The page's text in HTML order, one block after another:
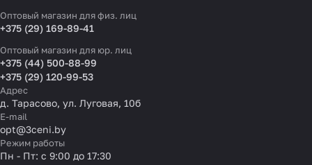
Оптовый магазин для физ. лиц
+375 (29) 169-89-41
Оптовый магазин для юр. лиц
+375 (44) 500-88-99
+375 (29) 120-99-53
Адрес
д. Тарасово, ул. Луговая, 10б
E-mail
opt@3ceni.by
Режим работы
Пн - Пт: с 9:00 до 17:30